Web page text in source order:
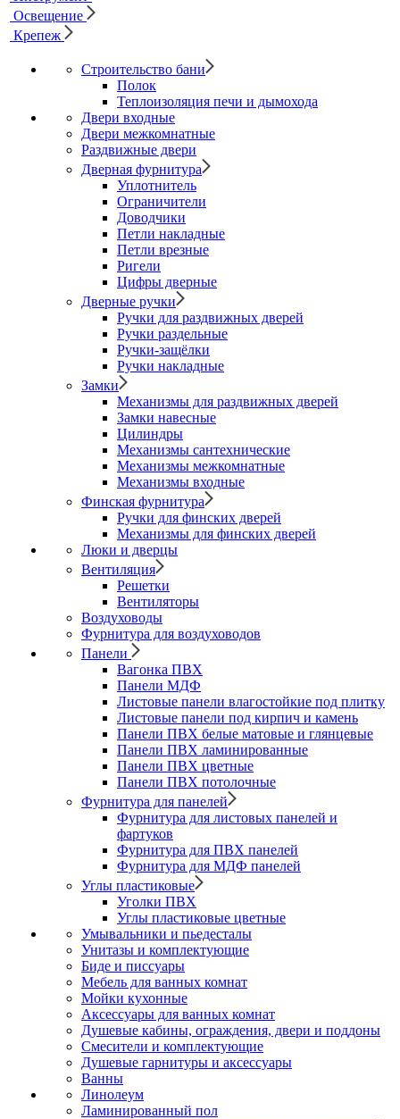
Освещение
Крепеж
Строительство бани
Полок
Теплоизоляция печи и дымохода
Двери входные
Двери межкомнатные
Раздвижные двери
Дверная фурнитура
Уплотнитель
Ограничители
Доводчики
Петли накладные
Петли врезные
Ригели
Цифры дверные
Дверные ручки
Ручки для раздвижных дверей
Ручки раздельные
Ручки-защёлки
Ручки накладные
Замки
Механизмы для раздвижных дверей
Замки навесные
Цилиндры
Механизмы сантехнические
Механизмы межкомнатные
Механизмы входные
Финская фурнитура
Ручки для финских дверей
Механизмы для финских дверей
Люки и дверцы
Вентиляция
Решетки
Вентиляторы
Воздуховоды
Фурнитура для воздуховодов
Панели
Вагонка ПВХ
Панели МДФ
Листовые панели влагостойкие под плитку
Листовые панели под кирпич и камень
Панели ПВХ белые матовые и глянцевые
Панели ПВХ ламинированные
Панели ПВХ цветные
Панели ПВХ потолочные
Фурнитура для панелей
Фурнитура для листовых панелей и
фартуков
Фурнитура для ПВХ панелей
Фурнитура для МДФ панелей
Углы пластиковые
Уголки ПВХ
Углы пластиковые цветные
Умывальники и пьедесталы
Унитазы и комплектующие
Биде и писсуары
Мебель для ванных комнат
Мойки кухонные
Аксессуары для ванных комнат
Душевые кабины, ограждения, двери и поддоны
Смесители и комплектующие
Душевые гарнитуры и аксессуары
Ванны
Линолеум
Ламинированный пол